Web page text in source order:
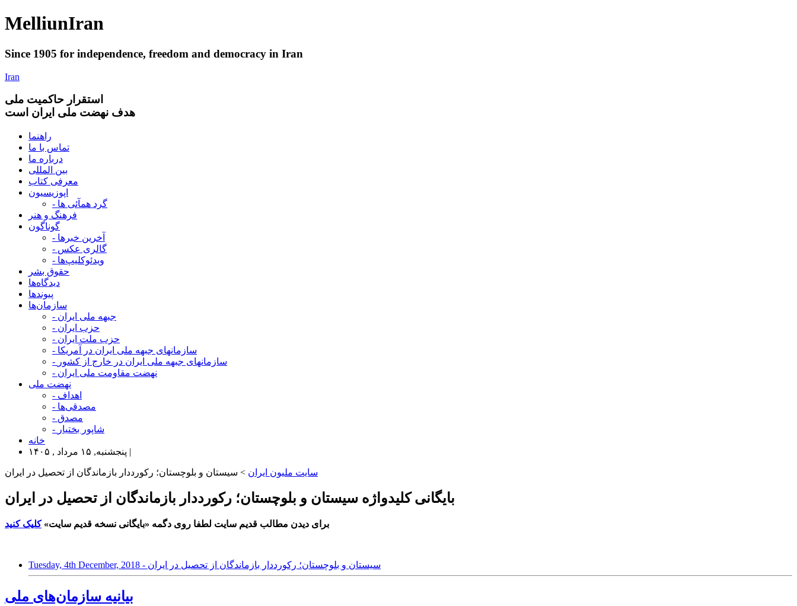
MelliunIran
Since 1905 for independence, freedom and democracy in Iran
Iran
استقرار حاکميت ملی
هدف نهضت ملی ایران است
راهنما
تماس با ما
درباره ما
بین المللی
معرفی کتاب
اپوزیسیون
- گرد همآئی ها
فرهنگ و هنر
گوناگون
- آخرین خبرها
- گالری عکس
- ویدئوکلیپ‌ها
حقوق بشر
دیدگاه‌ها
پیوندها
سازمان‌ها
- جبهه ملی ایران
- حزب ایران
- حزب ملت ایران
- سازمانهای جبهه ملی ایران در آمریکا
- سازمانهای جبهه ملی ایران در خارج از کشور
- نهضت مقاومت ملی ایران
نهضت ملی
- اهداف
- مصدقی‌ها
- مصدق
- شاپور بختیار
خانه
پنجشنبه, ۱۵ مرداد , ۱۴۰۵ |
سایت ملیون ایران > سیستان و بلوچستان؛ رکورددار بازماندگان از تحصیل در ایران
بایگانی کلیدواژه سیستان و بلوچستان؛ رکورددار بازماندگان از تحصیل در ایران
برای دیدن مطالب قدیم سایت لطفا روی دگمه «بایگانی نسخه قدیم سایت»کلیک کنید
Tuesday, 4th December, 2018 - سیستان و بلوچستان؛ رکورددار بازماندگان از تحصیل در ایران
بیانیه سازمان‌های ملی